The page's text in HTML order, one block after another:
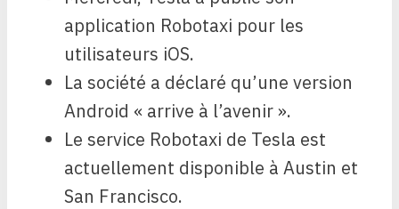
application Robotaxi pour les
utilisateurs iOS.
La société a déclaré qu’une version
Android « arrive à l’avenir ».
Le service Robotaxi de Tesla est
actuellement disponible à Austin et
San Francisco.